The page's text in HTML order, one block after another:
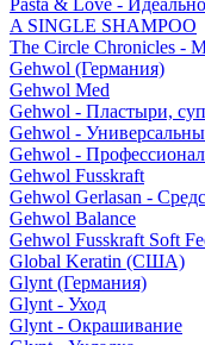
Pasta & Love -
A SINGLE SHAMPOO
The Circle Chronicles -
Gehwol (Германия)
Gehwol Med
Gehwol - Пластыри,
Gehwol -
Gehwol -
Gehwol Fusskraft
Gehwol Gerlasan -
Gehwol Balance
Gehwol Fusskraft Soft
Global Keratin (США)
Glynt (Германия)
Glynt - Уход
Glynt - Окрашивание